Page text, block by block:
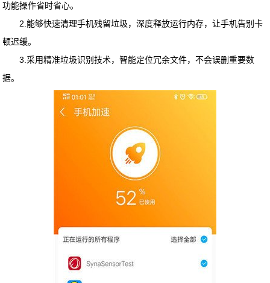
功能操作省时省心。
2.能够快速清理手机残留垃圾，深度释放运行内存，让手机告别卡
顿迟缓。
3.采用精准垃圾识别技术，智能定位冗余文件，不会误删重要数
据。